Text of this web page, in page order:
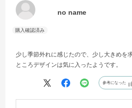
no name
少し季節外れに感じたので、少し大きめを
ところデザインは気に入ったようです。
参考になった